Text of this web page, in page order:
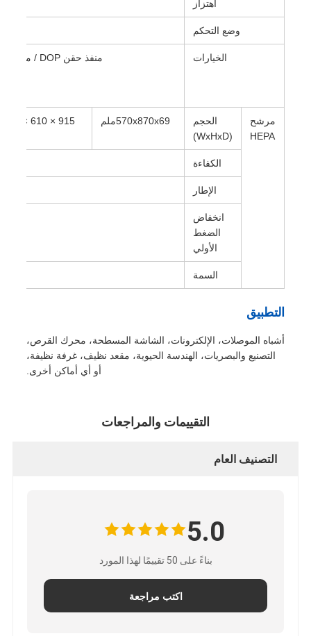
اهتزاز
وضع التحكم
الخيارات منفذ حقن DOP / منفذ عينة DOP / منفذ اختبار انخفاض الضغط التفاضلي /
مرشح
HEPA
الحجم
(WxHxD)
570x870x69ملم
الكفاءة
الإطار
انخفاض
الضغط
الأولي
السمة
التطبيق
أشباه الموصلات، الإلكترونات، الشاشة المسطحة، محرك القرص،
التصنيع والبصريات، الهندسة الحيوية، مقعد نظيف، غرفة نظيفة،
أو أي أماكن أخرى.
التقييمات والمراجعات
التصنيف العام
5.0
بناءً على 50 تقييمًا لهذا المورد
اكتب مراجعة